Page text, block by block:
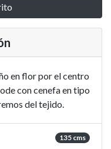
en flor por el centro
con cenefa en tipo
del tejido.
135 cms